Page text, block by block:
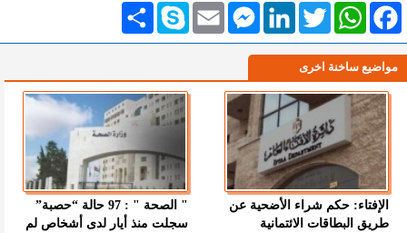
انشر Skype Email
MessengerLinkedInTwitterWhatsAppFacebook
مواضيع ساخنة اخرى
الإفتاء: حكم شراء الأضحية عن
طريق البطاقات الائتمانية
" الصحة " : 97 حالة “حصبة”
سجلت منذ أيار لدى أشخاص لم